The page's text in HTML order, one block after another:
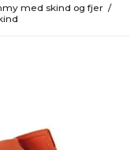
med skind og fjer /